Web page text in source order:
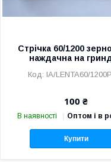
Стрічка 60/1200
наждачна на
IA/LENTA60/
100 ₴
В наявності Оптом і в
Купити